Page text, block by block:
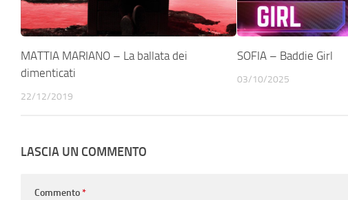
MATTIA MARIANO – La ballata dei
dimenticati
22/12/2019
SOFIA – Baddie Girl
03/10/2025
LASCIA UN COMMENTO
Commento*